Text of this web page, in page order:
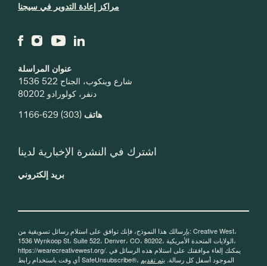
عنوان المراسلة
1536 شارع وينكوب، الجناح 522
دنفر، كولورادو 80202
هاتف (303) 629-1166
مراكز إعادة التدوير في سيجنا
اشترك في النشرة الإخبارية لدينا
بريد إلكتروني
بإرسالك هذا النموذج، فإنك توافق على استلام رسائل تسويقية من: Creative West،
1536 Wynkoop St، Suite 522، Denver، CO، 80202، الولايات المتحدة الأمريكية،
https://wearecreativewest.org/. يمكنك إلغاء موافقتك على استلام هذه الرسائل في
أي وقت باستخدام رابط SafeUnsubscribe®، الموجود أسفل كل رسالة. يتم تقديم